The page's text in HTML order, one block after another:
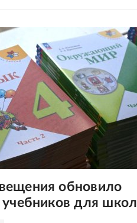
обновило
учебников для школ